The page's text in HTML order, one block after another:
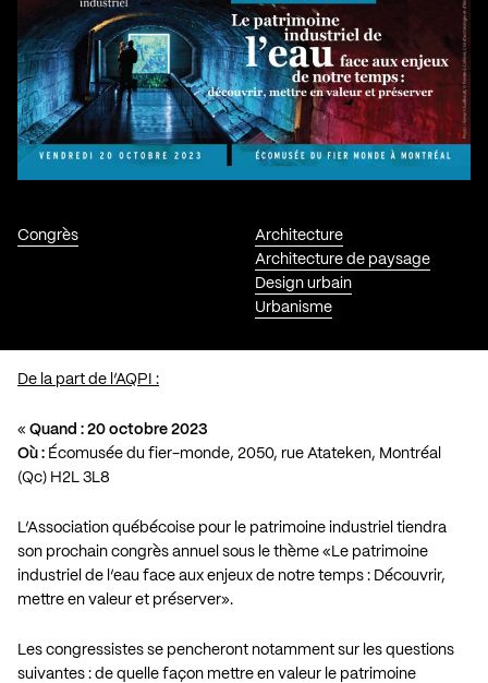
Congrès
Architecture
Architecture de paysage
Design urbain
Urbanisme
De la part de l’AQPI :
« Quand : 20 octobre 2023
Où : Écomusée du fier-monde, 2050, rue Atateken, Montréal
(Qc) H2L 3L8
L’Association québécoise pour le patrimoine industriel tiendra
son prochain congrès annuel sous le thème «Le patrimoine
industriel de l’eau face aux enjeux de notre temps : Découvrir,
mettre en valeur et préserver».
Les congressistes se pencheront notamment sur les questions
suivantes : de quelle façon mettre en valeur le patrimoine